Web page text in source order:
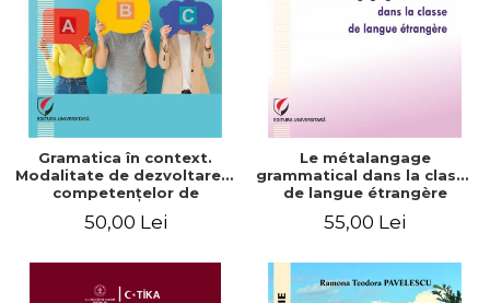
Gramatica în context.
Modalitate de dezvoltare a
competenţelor de
limbii franceze
50,00 Lei
Le métalangage
grammatical dans la classe
de langue étrangère
55,00 Lei